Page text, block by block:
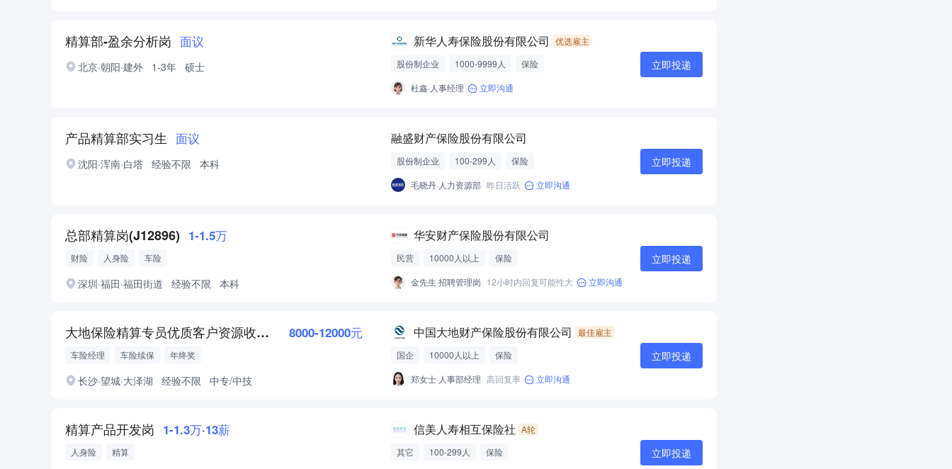
精算部-盈余分析岗 面议
北京·朝阳·建外 1-3年 硕士
新华人寿保险股份有限公司 优选雇主
股份制企业
1000-9999人
保险
杜鑫·人事经理
立即沟通
立即投递
产品精算部实习生 面议
沈阳·浑南·白塔 经验不限 本科
融盛财产保险股份有限公司
股份制企业 100-299人
保险
毛晓丹·人力资源部 昨日活跃 立即沟通
立即投递
总部精算岗(J12896) 1-1.5万
财险 人身险 车险
深圳·福田·福田街道 经验不限 本科
华安财产保险股份有限公司
民营 10000人以上
保险
金先生·招聘管理岗 12小时内回复可能性大 立即沟通
立即投递
大地保险精算专员优质客户资源收入上部封顶 8000-12000元
车险经理 车险续保 年终奖
长沙·望城·大泽湖 经验不限 中专/中技
中国大地财产保险股份有限公司 最佳雇主
国企
10000人以上
保险
郑女士·人事部经理 高回复率 立即沟通
立即投递
精算产品开发岗 1-1.3万·13薪
人身险 精算
信美人寿相互保险社 A轮
其它
100-299人
保险
立即投递